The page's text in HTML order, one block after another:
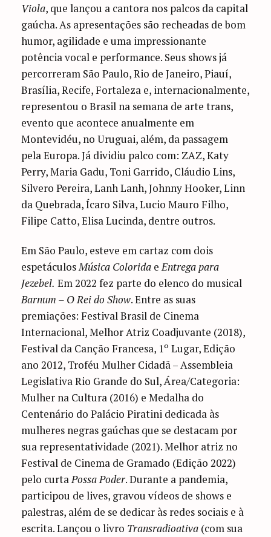
Viola, que lançou a cantora nos palcos da capital
gaúcha. As apresentações são recheadas de bom
humor, agilidade e uma impressionante
potência vocal e performance. Seus shows já
percorreram São Paulo, Rio de Janeiro, Piauí,
Brasília, Recife, Fortaleza e, internacionalmente,
representou o Brasil na semana de arte trans,
evento que acontece anualmente em
Montevidéu, no Uruguai, além, da passagem
pela Europa. Já dividiu palco com: ZAZ, Katy
Perry, Maria Gadu, Toni Garrido, Cláudio Lins,
Silvero Pereira, Lanh Lanh, Johnny Hooker, Linn
da Quebrada, Ícaro Silva, Lucio Mauro Filho,
Filipe Catto, Elisa Lucinda, dentre outros.
Em São Paulo, esteve em cartaz com dois
espetáculosMúsica Colorida eEntrega para
Jezebel. Em 2022 fez parte do elenco do musical
Barnum – O Rei do Show. Entre as suas
premiações: Festival Brasil de Cinema
Internacional, Melhor Atriz Coadjuvante (2018),
Festival da Canção Francesa, 1º Lugar, Edição
ano 2012, Troféu Mulher Cidadã – Assembleia
Legislativa Rio Grande do Sul, Área/Categoria:
Mulher na Cultura (2016) e Medalha do
Centenário do Palácio Piratini dedicada às
mulheres negras gaúchas que se destacam por
sua representatividade (2021). Melhor atriz no
Festival de Cinema de Gramado (Edição 2022)
pelo curtaPossa Poder. Durante a pandemia,
participou de lives, gravou vídeos de shows e
palestras, além de se dedicar às redes sociais e à
escrita. Lançou o livro Transradioativa (com sua